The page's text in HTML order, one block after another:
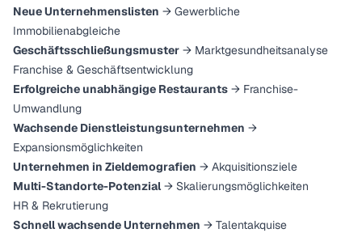
Neue Unternehmenslisten → Gewerbliche
Immobilienabgleiche
Geschäftsschließungsmuster → Marktgesundheitsanalyse
Franchise & Geschäftsentwicklung
Erfolgreiche unabhängige Restaurants → Franchise-
Umwandlung
Wachsende Dienstleistungsunternehmen →
Expansionsmöglichkeiten
Unternehmen in Zieldemografien → Akquisitionsziele
Multi-Standorte-Potenzial→ Skalierungsmöglichkeiten
HR & Rekrutierung
Schnell wachsende Unternehmen → Talentakquise